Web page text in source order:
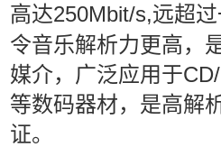
高达250Mbit/s,远超过
令音乐解析力更高，
媒介，广泛应用于
等数码器材，是高解
证。